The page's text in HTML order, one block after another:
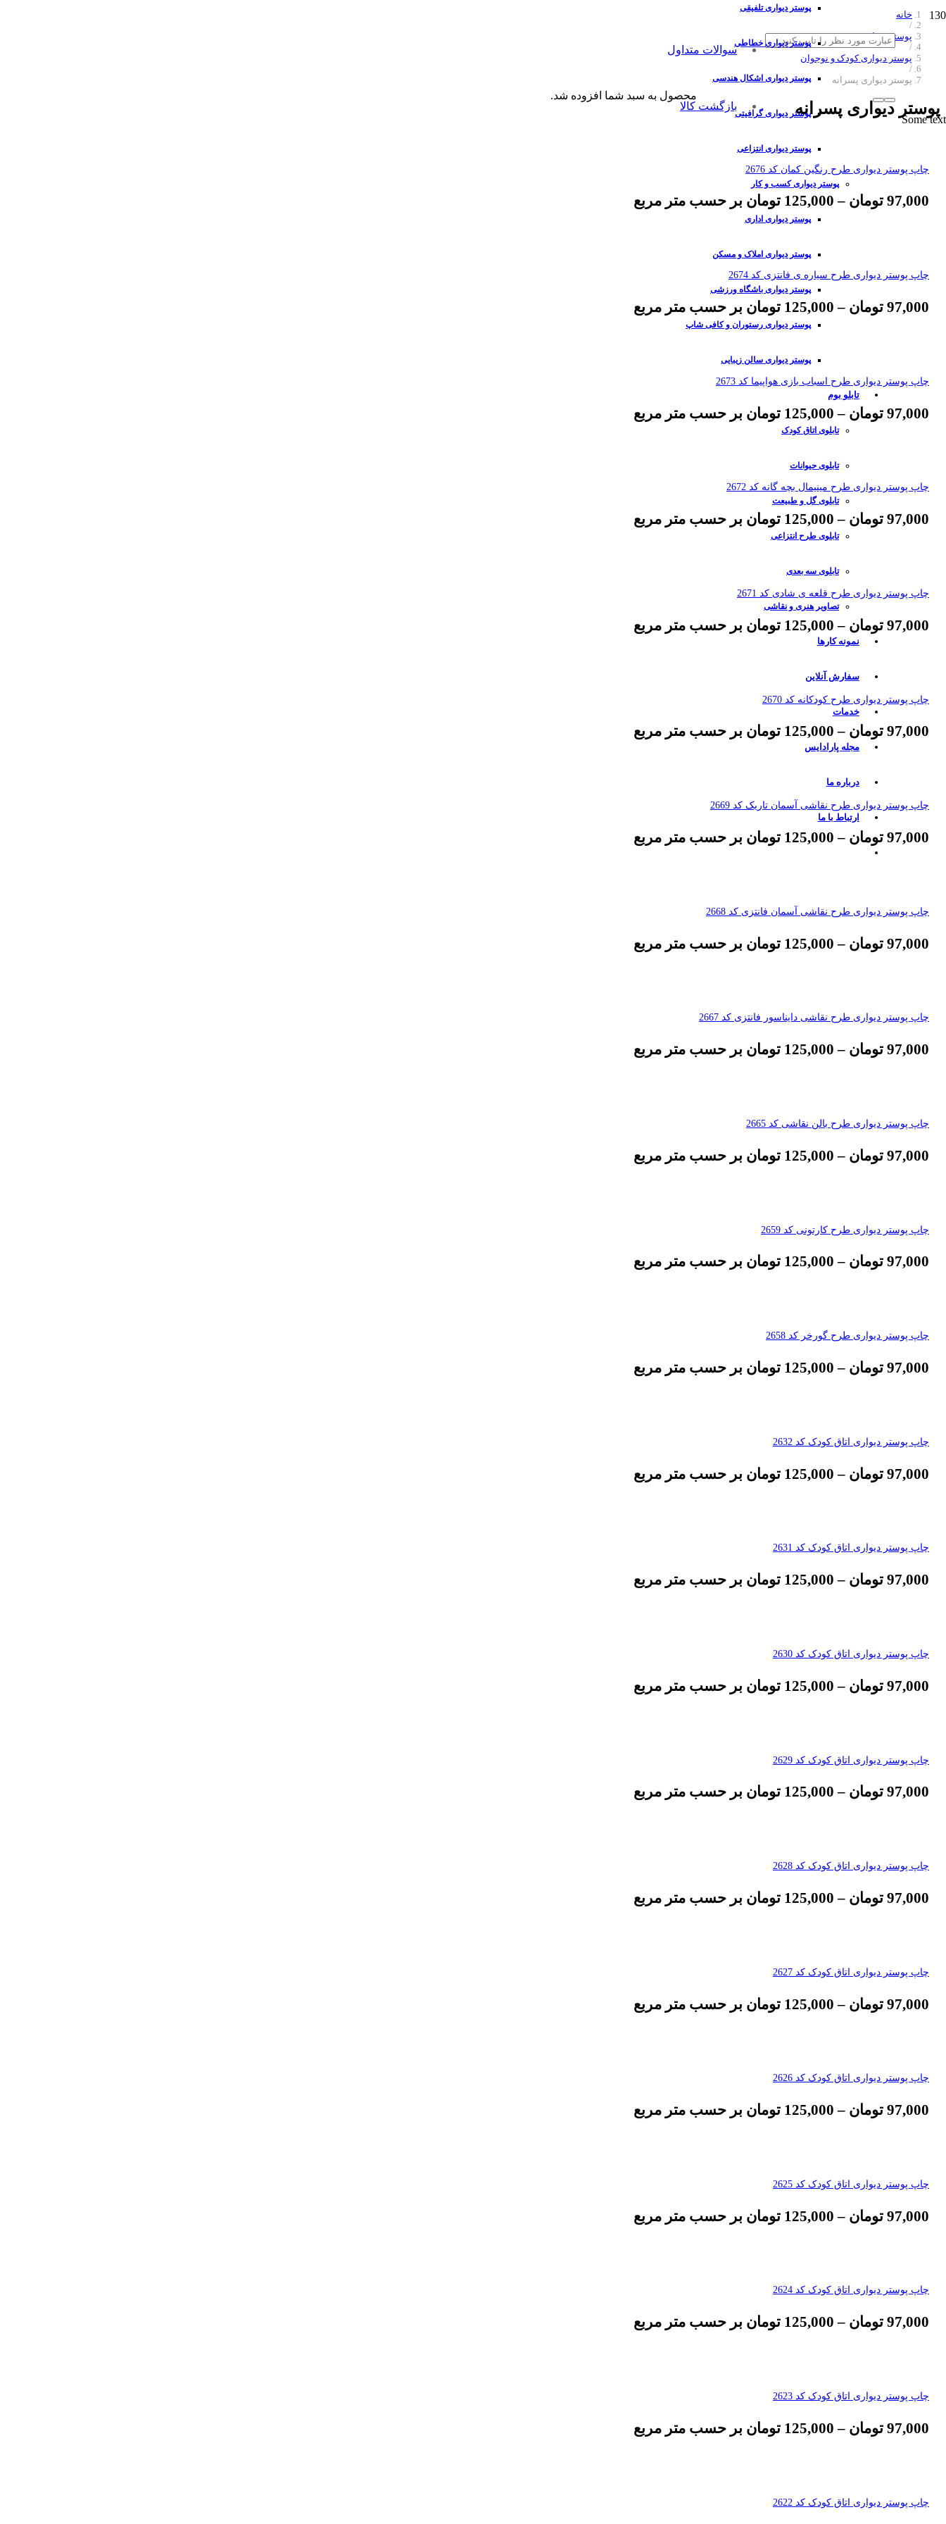
سوالات متداول
بازگشت کالا
پوستر دیواری تلفیقی
پوستر دیواری خطاطی
پوستر دیواری اشکال هندسی
پوستر دیواری گرافیتی
پوستر دیواری انتزاعی
پوستر دیواری کسب و کار
پوستر دیواری اداری
پوستر دیواری املاک و مسکن
پوستر دیواری باشگاه ورزشی
پوستر دیواری رستوران و کافی شاپ
پوستر دیواری سالن زیبایی
تابلو بوم
تابلوی اتاق کودک
تابلوی حیوانات
تابلوی گل و طبیعت
تابلوی طرح انتزاعی
تابلوی سه بعدی
تصاویر هنری و نقاشی
نمونه کارها
سفارش آنلاین
خدمات
مجله پارادایس
درباره ما
ارتباط با ما
محصول به سبد شما افزوده شد.
Some text
خانه
/
پوستر دیواری
/
پوستر دیواری کودک و نوجوان
/
پوستر دیواری پسرانه
پوستر دیواری پسرانه
چاپ پوستر دیواری طرح رنگین کمان کد 2676
97,000 تومان –
125,000 تومان بر حسب متر مربع
چاپ پوستر دیواری طرح سیاره ی فانتزی کد 2674
97,000 تومان –
125,000 تومان بر حسب متر مربع
چاپ پوستر دیواری طرح اسباب بازی هواپیما کد 2673
97,000 تومان –
125,000 تومان بر حسب متر مربع
چاپ پوستر دیواری طرح مینیمال بچه گانه کد 2672
97,000 تومان –
125,000 تومان بر حسب متر مربع
چاپ پوستر دیواری طرح قلعه ی شادی کد 2671
97,000 تومان –
125,000 تومان بر حسب متر مربع
چاپ پوستر دیواری طرح کودکانه کد 2670
97,000 تومان –
125,000 تومان بر حسب متر مربع
چاپ پوستر دیواری طرح نقاشی آسمان تاریک کد 2669
97,000 تومان –
125,000 تومان بر حسب متر مربع
چاپ پوستر دیواری طرح نقاشی آسمان فانتزی کد 2668
97,000 تومان –
125,000 تومان بر حسب متر مربع
چاپ پوستر دیواری طرح نقاشی دایناسور فانتزی کد 2667
97,000 تومان –
125,000 تومان بر حسب متر مربع
چاپ پوستر دیواری طرح بالن نقاشی کد 2665
97,000 تومان –
125,000 تومان بر حسب متر مربع
چاپ پوستر دیواری طرح کارتونی کد 2659
97,000 تومان –
125,000 تومان بر حسب متر مربع
چاپ پوستر دیواری طرح گورخر کد 2658
97,000 تومان –
125,000 تومان بر حسب متر مربع
چاپ پوستر دیواری اتاق کودک کد 2632
97,000 تومان –
125,000 تومان بر حسب متر مربع
چاپ پوستر دیواری اتاق کودک کد 2631
97,000 تومان –
125,000 تومان بر حسب متر مربع
چاپ پوستر دیواری اتاق کودک کد 2630
97,000 تومان –
125,000 تومان بر حسب متر مربع
چاپ پوستر دیواری اتاق کودک کد 2629
97,000 تومان –
125,000 تومان بر حسب متر مربع
چاپ پوستر دیواری اتاق کودک کد 2628
97,000 تومان –
125,000 تومان بر حسب متر مربع
چاپ پوستر دیواری اتاق کودک کد 2627
97,000 تومان –
125,000 تومان بر حسب متر مربع
چاپ پوستر دیواری اتاق کودک کد 2626
97,000 تومان –
125,000 تومان بر حسب متر مربع
چاپ پوستر دیواری اتاق کودک کد 2625
97,000 تومان –
125,000 تومان بر حسب متر مربع
چاپ پوستر دیواری اتاق کودک کد 2624
97,000 تومان –
125,000 تومان بر حسب متر مربع
چاپ پوستر دیواری اتاق کودک کد 2623
97,000 تومان –
125,000 تومان بر حسب متر مربع
چاپ پوستر دیواری اتاق کودک کد 2622